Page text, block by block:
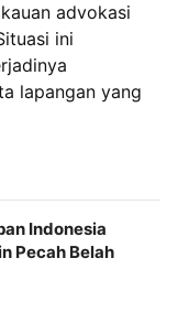
advokasi
ini
lapangan yang
Indonesia
Pecah Belah